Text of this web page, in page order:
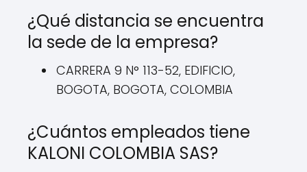
¿Qué distancia se encuentra
la sede de la empresa?
CARRERA 9 N° 113-52, EDIFICIO,
BOGOTA, BOGOTA, COLOMBIA
¿Cuántos empleados tiene
KALONI COLOMBIA SAS?